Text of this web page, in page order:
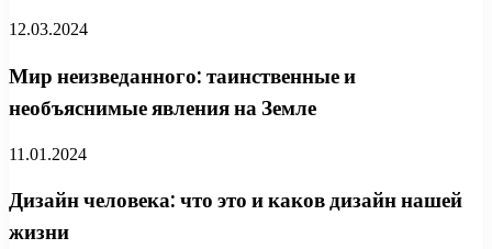
12.03.2024
Мир неизведанного: таинственные и
необъяснимые явления на Земле
11.01.2024
Дизайн человека: что это и каков дизайн нашей
жизни